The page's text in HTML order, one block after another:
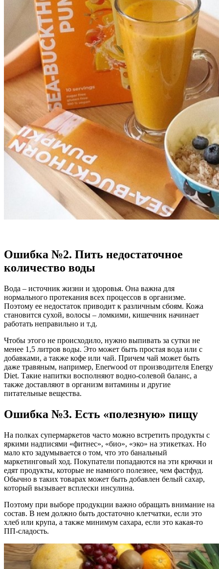
Ошибка №2. Пить недостаточное
количество воды
Вода – источник жизни и здоровья. Она важна для
нормального протекания всех процессов в организме.
Поэтому ее недостаток приводит к различным сбоям. Кожа
становится сухой, волосы – ломкими, кишечник начинает
работать неправильно и т.д.
Чтобы этого не происходило, нужно выпивать за сутки не
менее 1,5 литров воды. Это может быть простая вода или с
добавками, а также кофе или чай. Причем чай может быть
даже травяным, например, Enerwood от производителя Energy
Diet. Такие напитки восполняют водно-солевой баланс, а
также доставляют в организм витамины и другие
питательные вещества.
Ошибка №3. Есть «полезную» пищу
На полках супермаркетов часто можно встретить продукты с
яркими надписями «фитнес», «био», «эко» на этикетках. Но
мало кто задумывается о том, что это банальный
маркетинговый ход. Покупатели попадаются на эти крючки и
едят продукты, которые не намного полезнее, чем фастфуд.
Обычно в таких товарах может быть добавлен белый сахар,
который вызывает всплески инсулина.
Поэтому при выборе продукции важно обращать внимание на
состав. В нем должно быть достаточно клетчатки, если это
хлеб или крупа, а также минимум сахара, если это какая-то
ПП-сладость.